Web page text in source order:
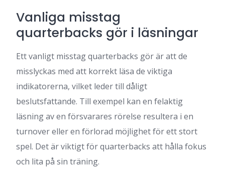
Vanliga misstag
quarterbacks gör i läsningar
Ett vanligt misstag quarterbacks gör är att de
misslyckas med att korrekt läsa de viktiga
indikatorerna, vilket leder till dåligt
beslutsfattande. Till exempel kan en felaktig
läsning av en försvarares rörelse resultera i en
turnover eller en förlorad möjlighet för ett stort
spel. Det är viktigt för quarterbacks att hålla fokus
och lita på sin träning.